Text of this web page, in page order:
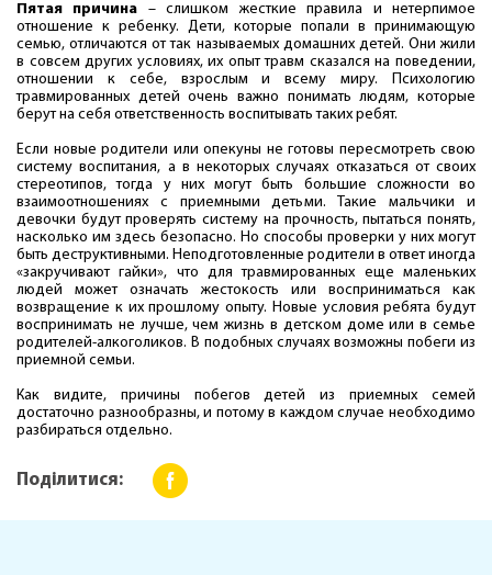
Пятая причина – слишком жесткие правила и нетерпимое
отношение к ребенку. Дети, которые попали в принимающую
семью, отличаются от так называемых домашних детей. Они жили
в совсем других условиях, их опыт травм сказался на поведении,
отношении к себе, взрослым и всему миру. Психологию
травмированных детей очень важно понимать людям, которые
берут на себя ответственность воспитывать таких ребят.
Если новые родители или опекуны не готовы пересмотреть свою
систему воспитания, а в некоторых случаях отказаться от своих
стереотипов, тогда у них могут быть большие сложности во
взаимоотношениях с приемными детьми. Такие мальчики и
девочки будут проверять систему на прочность, пытаться понять,
насколько им здесь безопасно. Но способы проверки у них могут
быть деструктивными. Неподготовленные родители в ответ иногда
«закручивают гайки», что для травмированных еще маленьких
людей может означать жестокость или восприниматься как
возвращение к их прошлому опыту. Новые условия ребята будут
воспринимать не лучше, чем жизнь в детском доме или в семье
родителей-алкоголиков. В подобных случаях возможны побеги из
приемной семьи.
Как видите, причины побегов детей из приемных семей
достаточно разнообразны, и потому в каждом случае необходимо
разбираться отдельно.
Поділитися: